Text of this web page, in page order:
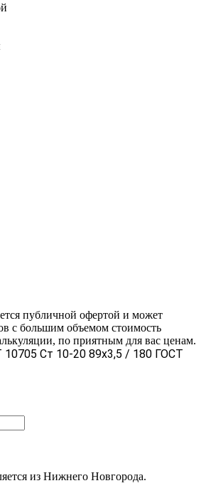
публичной офертой и может
с большим объемом стоимость
по приятным для вас ценам.
Ст 10-20 89x3,5 / 180 ГОСТ
из Нижнего Новгорода.